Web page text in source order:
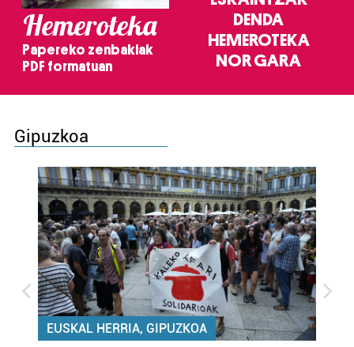
Hemeroteka
Papereko zenbakiak
PDF formatuan
DENDA
HEMEROTEKA
NOR GARA
Gipuzkoa
EUSKAL HERRIA, GIPUZKOA